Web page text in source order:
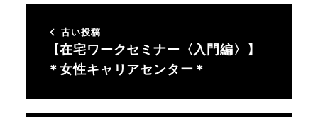
古い投稿
【在宅ワークセミナー〈入門編〉】
＊女性キャリアセンター＊